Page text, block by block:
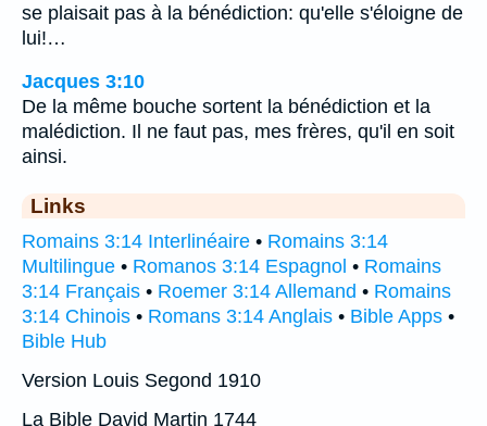
se plaisait pas à la bénédiction: qu'elle s'éloigne de
lui!…
Jacques 3:10
De la même bouche sortent la bénédiction et la
malédiction. Il ne faut pas, mes frères, qu'il en soit
ainsi.
Links
Romains 3:14 Interlinéaire • Romains 3:14
Multilingue • Romanos 3:14 Espagnol • Romains
3:14 Français • Roemer 3:14 Allemand • Romains
3:14 Chinois • Romans 3:14 Anglais • Bible Apps •
Bible Hub
Version Louis Segond 1910
La Bible David Martin 1744